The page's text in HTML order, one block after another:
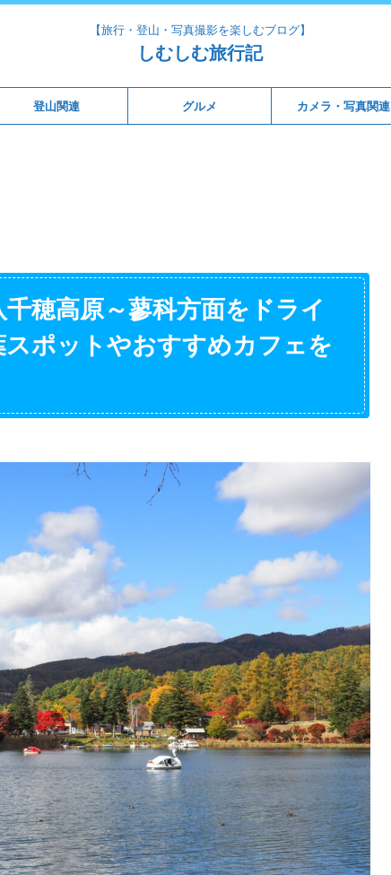
【旅行・登山・写真撮影を楽しむブログ】
しむしむ旅行記
登山関連 グルメ カメラ・写真関連
穂高原～蓼科方面をドライ
ポットやおすすめカフェを